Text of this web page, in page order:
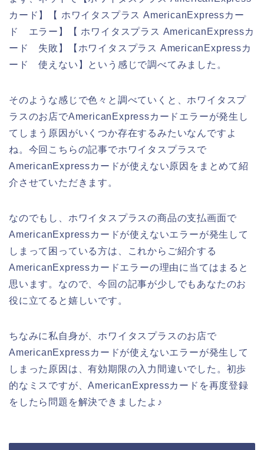
カード】【 ホワイタスプラス AmericanExpressカー
ド エラー】【 ホワイタスプラス AmericanExpressカ
ード 失敗】【ホワイタスプラス AmericanExpressカ
ード 使えない】という感じで調べてみました。
そのような感じで色々と調べていくと、ホワイタスプ
ラスのお店でAmericanExpressカードエラーが発生し
てしまう原因がいくつか存在するみたいなんですよ
ね。今回こちらの記事でホワイタスプラスで
AmericanExpressカードが使えない原因をまとめて紹
介させていただきます。
なのでもし、ホワイタスプラスの商品の支払画面で
AmericanExpressカードが使えないエラーが発生して
しまって困っている方は、これからご紹介する
AmericanExpressカードエラーの理由に当てはまると
思います。なので、今回の記事が少しでもあなたのお
役に立てると嬉しいです。
ちなみに私自身が、ホワイタスプラスのお店で
AmericanExpressカードが使えないエラーが発生して
しまった原因は、有効期限の入力間違いでした。初歩
的なミスですが、AmericanExpressカードを再度登録
をしたら問題を解決できましたよ♪